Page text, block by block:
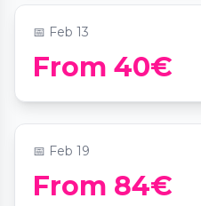
📅 Feb 13
From 40€
Imagine Dragons
📍Tour Eiffel
📅 Feb 19
From 84€
Urbain de Paname